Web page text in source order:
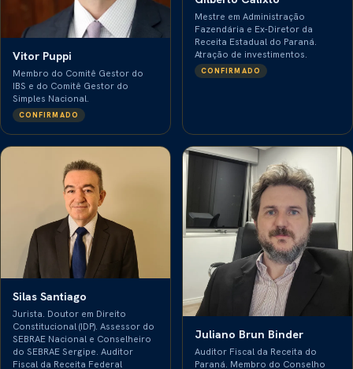
Vitor Puppi
Membro do Comitê Gestor do
IBS e do Comitê Gestor do
Simples Nacional.
CONFIRMADO
Mestre em Administração
Fazendária e Ex-Diretor da
Receita Estadual do Paraná.
Atração de investimentos.
CONFIRMADO
Silas Santiago
Jurista. Doutor em Direito
Constitucional (IDP). Assessor do
SEBRAE Nacional e Conselheiro
do SEBRAE Sergipe. Auditor
Fiscal da Receita Federal
Juliano Brun Binder
Auditor Fiscal da Receita do
Paraná. Membro do Conselho